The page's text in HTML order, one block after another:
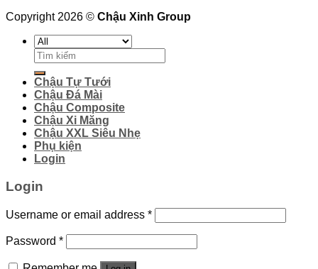
Copyright 2026 © Chậu Xinh Group
Search
for:
Chậu Tự Tưới
Chậu Đá Mài
Chậu Composite
Chậu Xi Măng
Chậu XXL Siêu Nhẹ
Phụ kiện
Login
Login
Username or email address *
Password *